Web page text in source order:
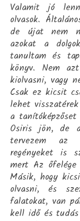
Valamit jó
olvasok.
de újat nem
azokat a
tanultam és
könyv. Nem
kiolvasni, vagy
Csak ez kicsit
lehet
a
Osiris jön, de
tervezem az
regényeket is
mert Az
Másik, hogy
olvasni, és
falatokat, van
kell idő és